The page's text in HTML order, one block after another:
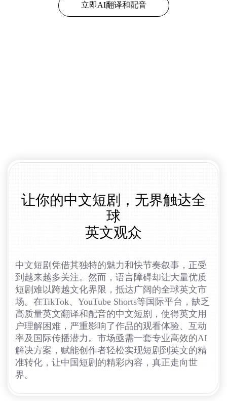
立即AI翻译和配音
让你的中文短剧，无界触达全
球
英文观众
中文短剧凭借其独特的魅力和快节奏叙事，正受
到越来越多关注。然而，语言障碍却让大量优质
短剧难以跨越文化界限，抵达广阔的全球英文市
场。在TikTok、YouTube Shorts等国际平台，缺乏
高质量英文翻译和配音的中文短剧，使得英文用
户理解困难，严重影响了作品的观看体验、互动
率及国际传播潜力。市场亟需一套专业高效的AI
解决方案，赋能创作者轻松实现短剧到英文的精
准转化，让中国短剧的精彩内容，真正走向世
界。